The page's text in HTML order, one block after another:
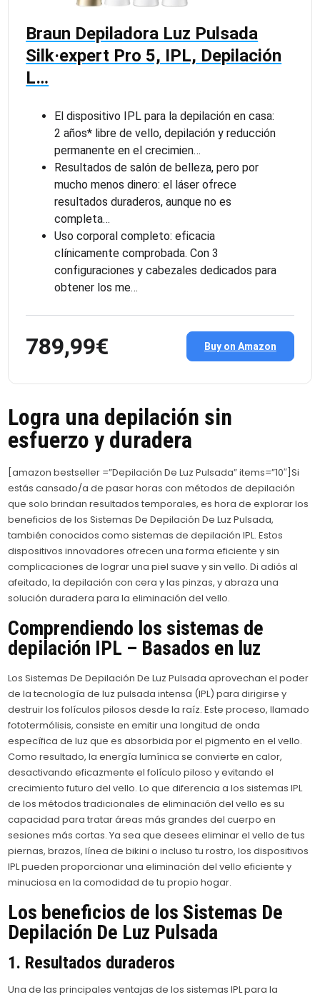
Braun Depiladora Luz Pulsada
Silk·expert Pro 5, IPL, Depilación
L…
El dispositivo IPL para la depilación en casa:
2 años* libre de vello, depilación y reducción
permanente en el crecimien…
Resultados de salón de belleza, pero por
mucho menos dinero: el láser ofrece
resultados duraderos, aunque no es
completa…
Uso corporal completo: eficacia
clínicamente comprobada. Con 3
configuraciones y cabezales dedicados para
obtener los me…
789,99€ Buy on Amazon
Logra una depilación sin
esfuerzo y duradera
[amazon bestseller =”Depilación De Luz Pulsada” items=”10″]Si
estás cansado/a de pasar horas con métodos de depilación
que solo brindan resultados temporales, es hora de explorar los
beneficios de los Sistemas De Depilación De Luz Pulsada,
también conocidos como sistemas de depilación IPL. Estos
dispositivos innovadores ofrecen una forma eficiente y sin
complicaciones de lograr una piel suave y sin vello. Di adiós al
afeitado, la depilación con cera y las pinzas, y abraza una
solución duradera para la eliminación del vello.
Comprendiendo los sistemas de
depilación IPL – Basados en luz
Los Sistemas De Depilación De Luz Pulsada aprovechan el poder
de la tecnología de luz pulsada intensa (IPL) para dirigirse y
destruir los folículos pilosos desde la raíz. Este proceso, llamado
fototermólisis, consiste en emitir una longitud de onda
específica de luz que es absorbida por el pigmento en el vello.
Como resultado, la energía lumínica se convierte en calor,
desactivando eficazmente el folículo piloso y evitando el
crecimiento futuro del vello. Lo que diferencia a los sistemas IPL
de los métodos tradicionales de eliminación del vello es su
capacidad para tratar áreas más grandes del cuerpo en
sesiones más cortas. Ya sea que desees eliminar el vello de tus
piernas, brazos, línea de bikini o incluso tu rostro, los dispositivos
IPL pueden proporcionar una eliminación del vello eficiente y
minuciosa en la comodidad de tu propio hogar.
Los beneficios de los Sistemas De
Depilación De Luz Pulsada
1. Resultados duraderos
Una de las principales ventajas de los sistemas IPL para la